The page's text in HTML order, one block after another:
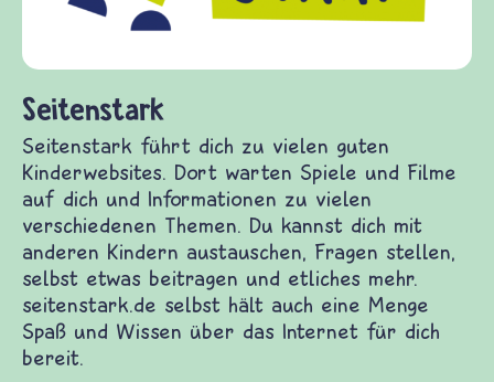
führt dich zu vielen guten Kinderwebsites.
Spiele und Filme auf dich und Informationen
verschiedenen Themen. Du kannst dich mit
Kindern austauschen, Fragen stellen, selbst
und etliches mehr. seitenstark.de selbst
eine Menge Spaß und Wissen über das Internet
fragen.de
und